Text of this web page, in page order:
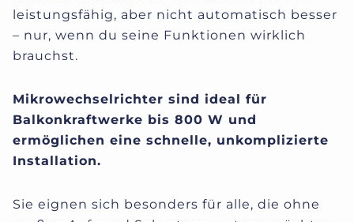
leistungsfähig, aber nicht automatisch besser
– nur, wenn du seine Funktionen wirklich
brauchst.
Mikrowechselrichter sind ideal für
Balkonkraftwerke bis 800 W und
ermöglichen eine schnelle, unkomplizierte
Installation.
Sie eignen sich besonders für alle, die ohne